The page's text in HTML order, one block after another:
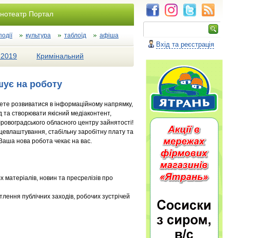
Портал
культура таблоїд афіша
Кримінальний
на роботу
розвиватися в інформаційному напрямку,
та створювати якісний медіаконтент,
обласного центру зайнятості!
стабільну заробітну плату та
нова робота чекає на вас.
новин та пресрелізів про
публічних заходів, робочих зустрічей
Вхід та реєстрація